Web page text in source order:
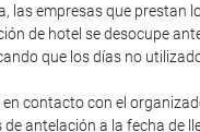
empresas que prestan
de hotel se desocupe
que los días no
contacto con el
antelación a la fecha de